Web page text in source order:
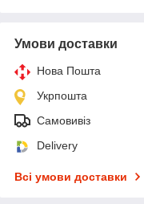
Умови доставки
Нова Пошта
Укрпошта
Самовивіз
Delivery
Всі умови доставки